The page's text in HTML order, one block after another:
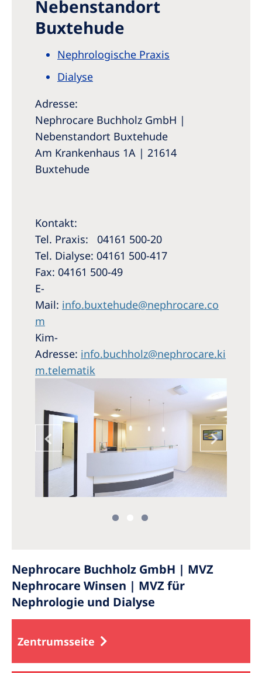
Nebenstandort
Buxtehude
Nephrologische Praxis
Dialyse
Adresse:
Nephrocare Buchholz GmbH |
Nebenstandort Buxtehude
Am Krankenhaus 1A | 21614
Buxtehude
Kontakt:
Tel. Praxis: 04161 500-20
Tel. Dialyse: 04161 500-417
Fax: 04161 500-49
E-
Mail: info.buxtehude@nephrocare.co
m
Kim-
Adresse: info.buchholz@nephrocare.ki
m.telematik
Nephrocare Buchholz GmbH | MVZ
Nephrocare Winsen | MVZ für
Nephrologie und Dialyse
Zentrumsseite